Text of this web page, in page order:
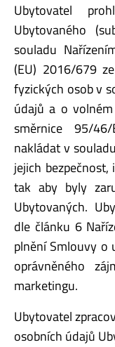
Ubytovatel
Ubytovaného
souladu
(EU) 2016/679
fyzických osob v
údajů a o
směrnice 95/
nakládat v
jejich
tak aby byly
Ubytovaných.
dle článku 6
plnění Smlouvy o
oprávněného
marketingu.
Ubytovatel
osobních údajů